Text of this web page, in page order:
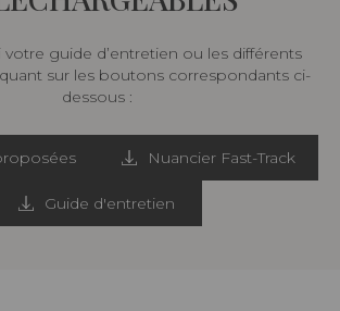
votre guide d’entretien ou les différents
sur les boutons correspondants ci-
dessous :
Nuancier Fast-Track
Guide d'entretien